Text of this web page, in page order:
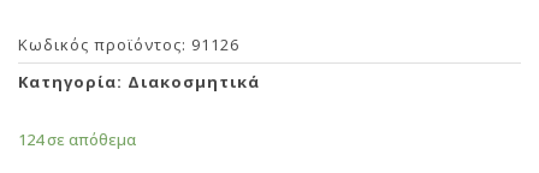
Κωδικός προϊόντος: 91126
Κατηγορία: Διακοσμητικά
124 σε απόθεμα